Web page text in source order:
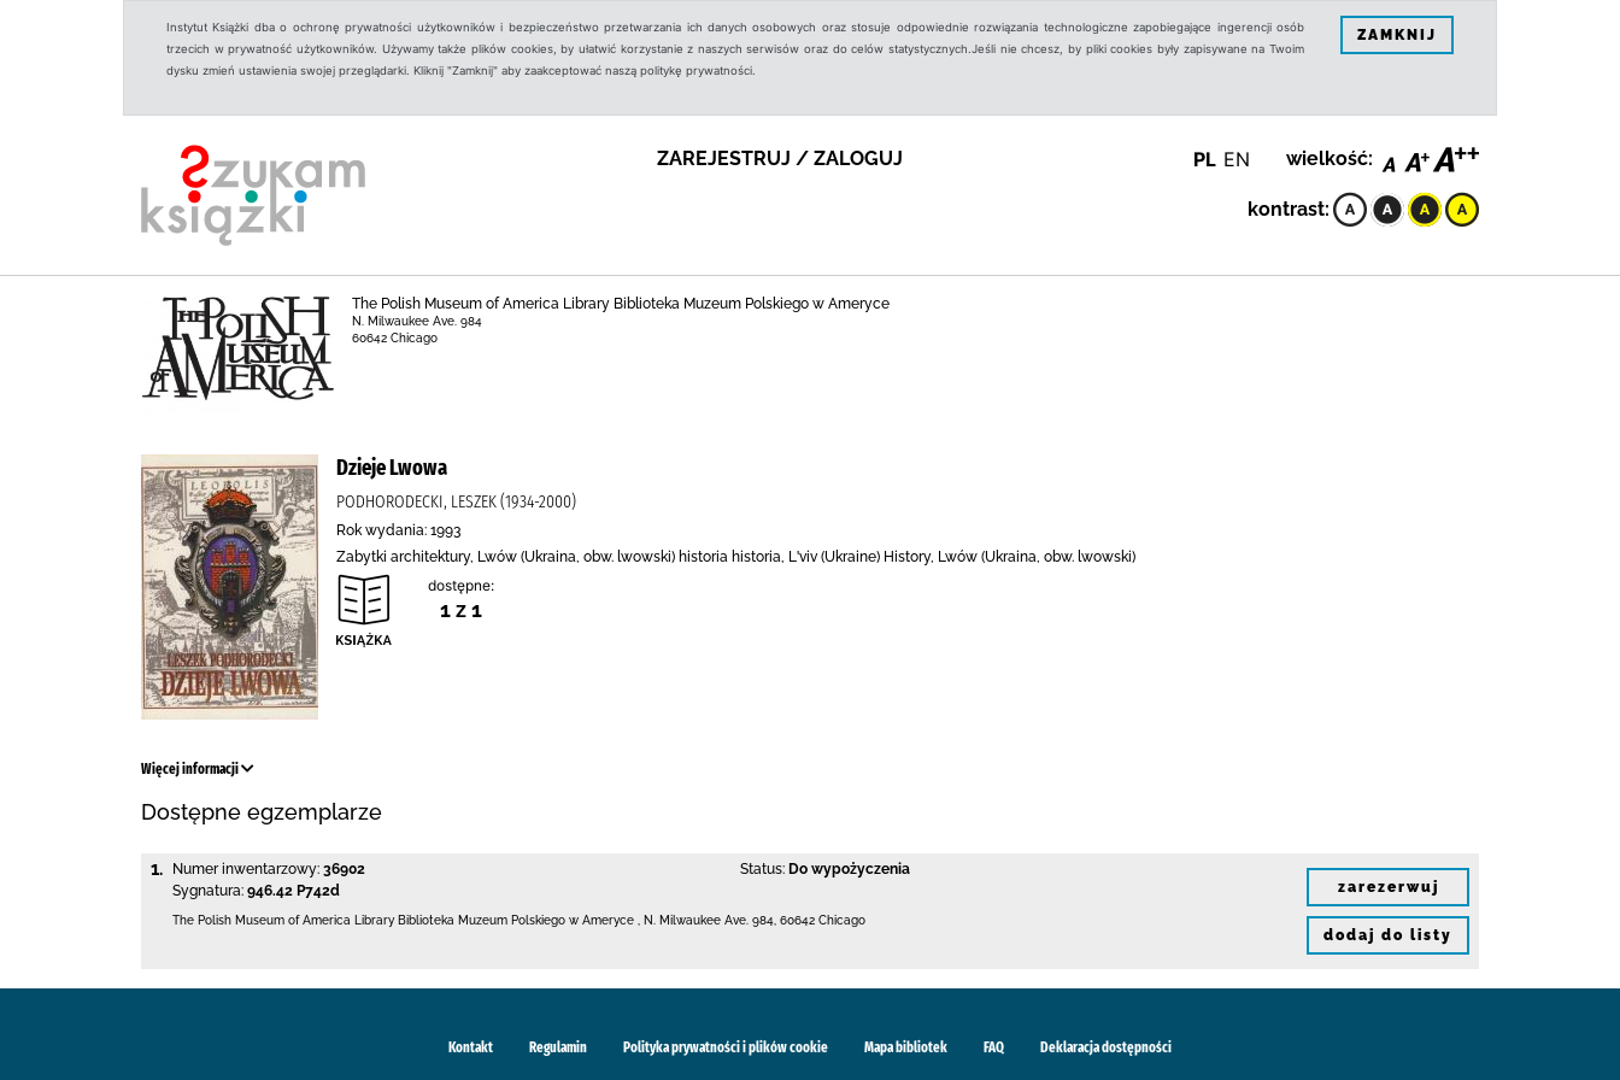
Instytut Książki dba o ochronę prywatności użytkowników i bezpieczeństwo przetwarzania ich danych osobowych oraz stosuje odpowiednie rozwiązania technologiczne zapobiegające ingerencji osób
trzecich w prywatność użytkowników. Używamy także plików cookies, by ułatwić korzystanie z naszych serwisów oraz do celów statystycznych.Jeśli nie chcesz, by pliki cookies były zapisywane na Twoim
dysku zmień ustawienia swojej przeglądarki. Kliknij "Zamknij" aby zaakceptować naszą politykę prywatności.
ZAMKNIJ
ZAREJESTRUJ / ZALOGUJ PL EN wielkość:
kontrast:
The Polish Museum of America Library Biblioteka Muzeum Polskiego w Ameryce
N. Milwaukee Ave. 984
60642 Chicago
Dzieje Lwowa
PODHORODECKI, LESZEK (1934-2000)
Rok wydania: 1993
Zabytki architektury, Lwów (Ukraina, obw. lwowski) historia historia, Lʹviv (Ukraine) History, Lwów (Ukraina, obw. lwowski)
dostępne:
1 z 1
Więcej informacji
Dostępne egzemplarze
1. Numer inwentarzowy: 36902
Sygnatura: 946.42 P742d
Status: Do wypożyczenia
The Polish Museum of America Library Biblioteka Muzeum Polskiego w Ameryce N. Milwaukee Ave. 984 60642 Chicago
zarezerwuj
dodaj do listy
Kontakt Regulamin Polityka prywatności i plików cookie Mapa bibliotek FAQ Deklaracja dostępności